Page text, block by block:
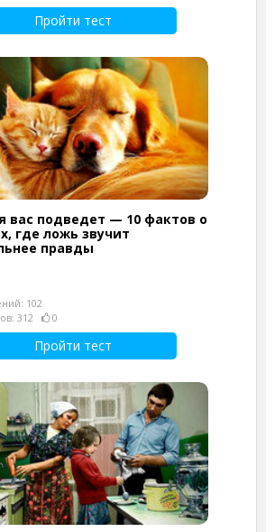
Пройти тест
вас подведет — 10 фактов о
где ложь звучит
правды
102
312
0
Пройти тест